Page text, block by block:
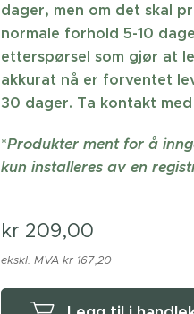
dager, men om det skal
normale forhold 5-10
etterspørsel som gjør at
akkurat nå er forventet
30 dager. Ta kontakt
*Produkter ment for å
kun installeres av en
kr 209,00
ekskl. MVA kr 167,20